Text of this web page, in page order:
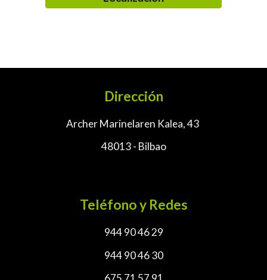
Dirección
Archer Marinelaren Kalea, 43
48013 - Bilbao
Teléfono y Redes
944 90 46 29
944 90 46 30